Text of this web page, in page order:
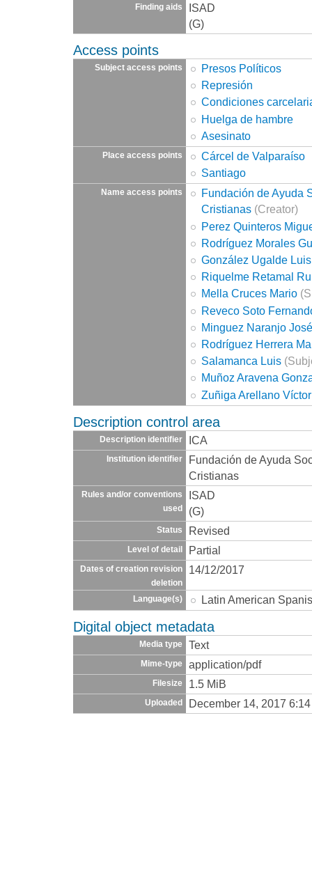
Finding aids
ISAD
(G)
Access points
Subject access points
Presos Políticos
Represión
Condiciones
Huelga de hambre
Asesinato
Place access points
Cárcel de Valparaíso
Santiago
Name access points
Fundación de Ayuda
Cristianas (Creator)
Perez Quinteros
Rodríguez Morales
González Ugalde Luis
Riquelme Retamal
Mella Cruces Mario
Reveco Soto
Minguez Naranjo
Rodríguez Herrera
Salamanca Luis
Muñoz Aravena
Zuñiga Arellano Víctor
Description control area
Description identifier ICA
Institution identifier
Fundación de Ayuda
Cristianas
Rules and/or conventions
used
ISAD
(G)
Status Revised
Level of detail Partial
Dates of creation revision
deletion
14/12/2017
Language(s) Latin American
Digital object metadata
Media type Text
Mime-type application/pdf
Filesize 1.5 MiB
Uploaded December 14, 2017